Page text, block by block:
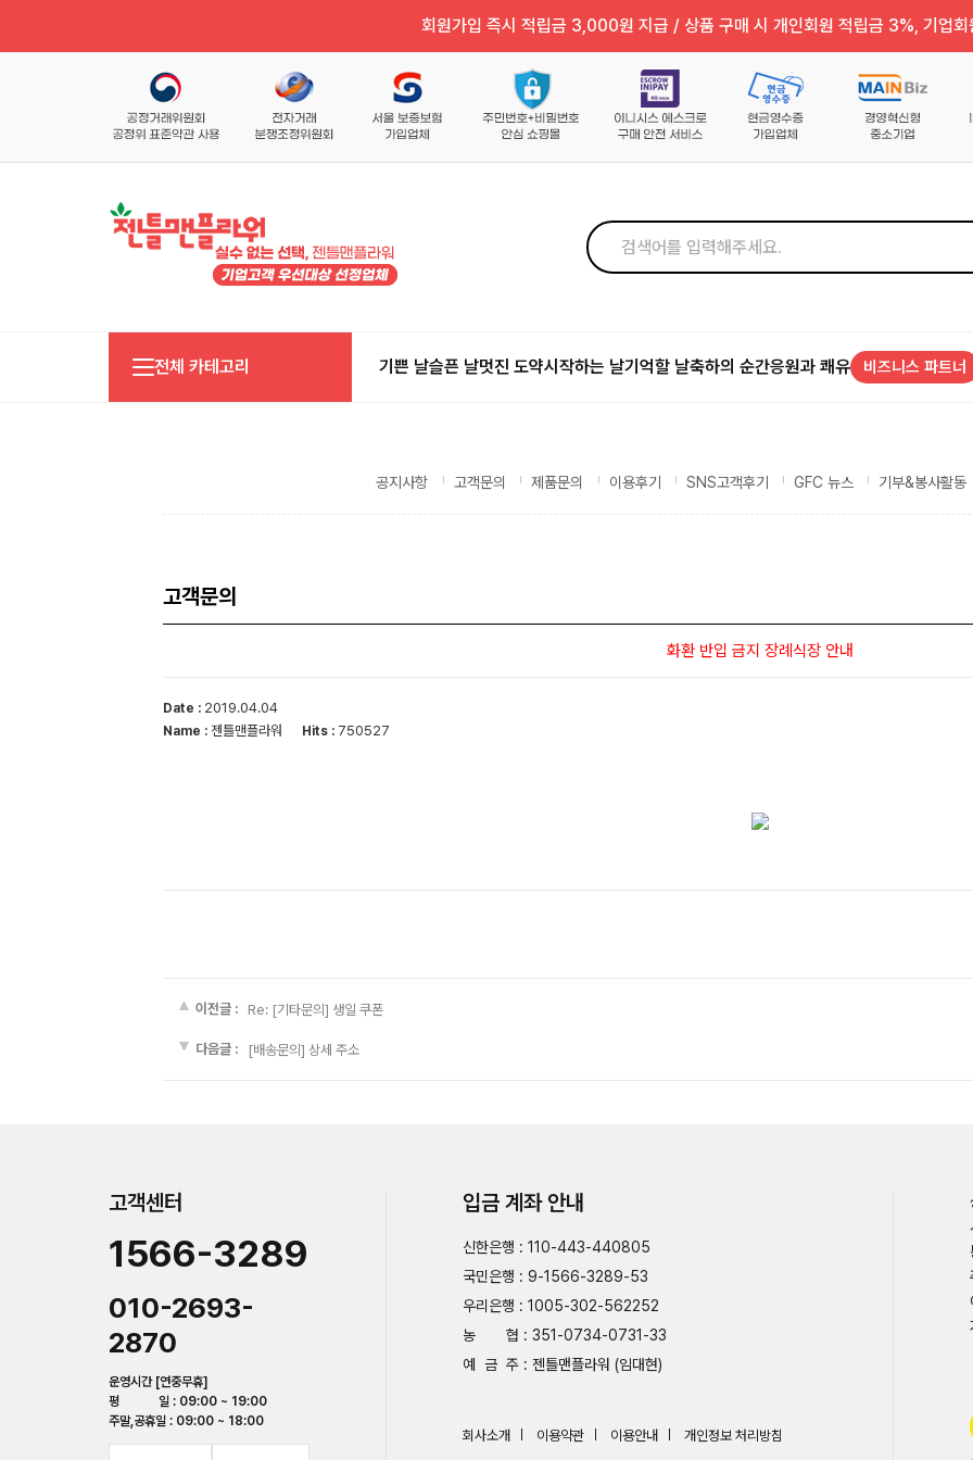
회원가입 즉시 적립금 3,000원 지급 / 상품 구매 시 개인회원 적립금 3%, 기업
전체 카테고리 기쁜 날슬픈 날멋진 도약시작하는 날기억할 날축하의 순간응원과 쾌유 비즈니스 파트너
공지사항 고객문의 제품문의 이용후기 SNS고객후기 GFC 뉴스 기부&봉사활동
고객문의
화환 반입 금지 장례식장 안내
Date : 2019.04.04
Name : 젠틀맨플라워 Hits : 750527
이전글 : Re: [기타문의] 생일 쿠폰
다음글 : [배송문의] 상세 주소
고객센터
1566-3289
010-2693-
2870
운영시간 [연중무휴]
평 일 : 09:00 ~ 19:00
주말,공휴일 : 09:00 ~ 18:00
입금 계좌 안내
신한은행 : 110-443-440805
국민은행 : 9-1566-3289-53
우리은행 : 1005-302-562252
농 협 : 351-0734-0731-33
예 금 주 : 젠틀맨플라워 (임대현)
회사소개 이용약관 이용안내 개인정보 처리방침